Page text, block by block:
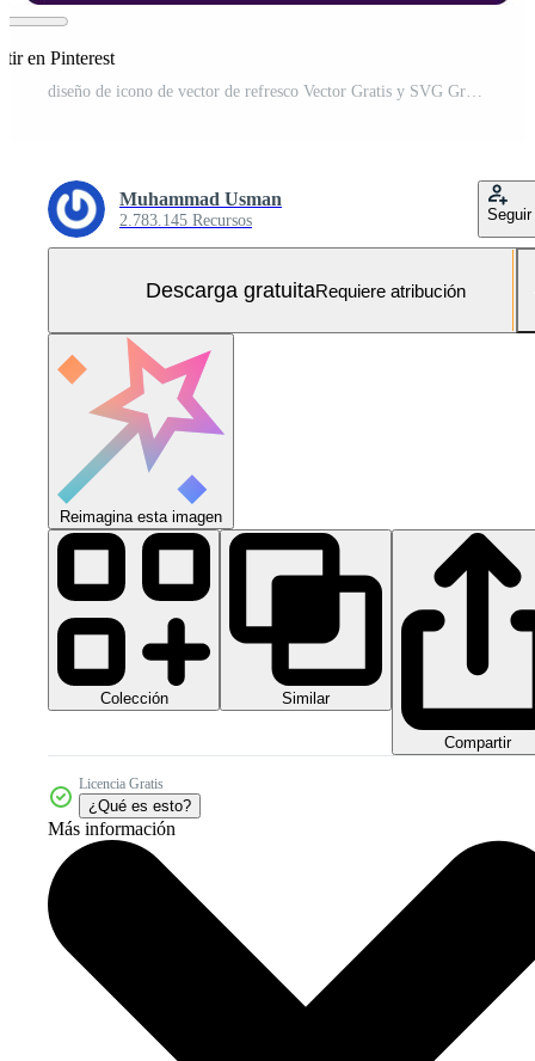
en Pinterest
diseño de icono de vector de refresco Vector Gratis y SVG Gratis
Muhammad Usman
2.783.145 Recursos Seguir
Descarga gratuitaRequiere atribución
Reimagina esta imagen
Colección Similar
Compartir
Licencia Gratis
¿Qué es esto?
Más información